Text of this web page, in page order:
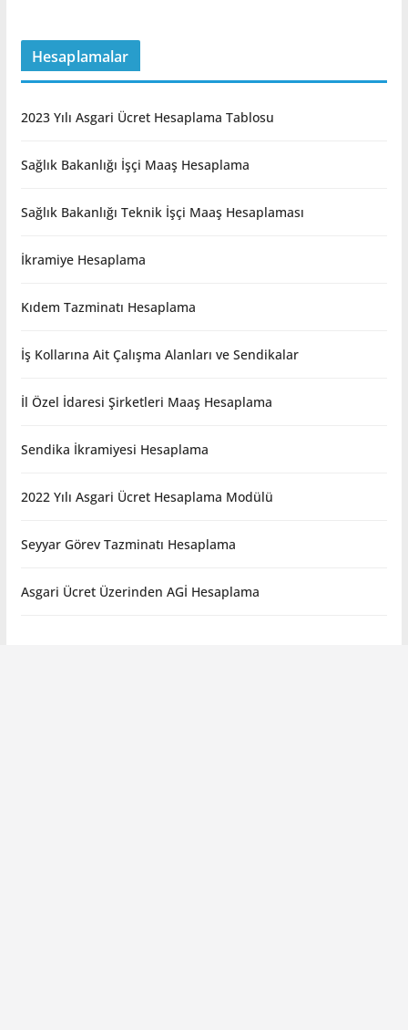
Hesaplamalar
2023 Yılı Asgari Ücret Hesaplama Tablosu
Sağlık Bakanlığı İşçi Maaş Hesaplama
Sağlık Bakanlığı Teknik İşçi Maaş Hesaplaması
İkramiye Hesaplama
Kıdem Tazminatı Hesaplama
İş Kollarına Ait Çalışma Alanları ve Sendikalar
İl Özel İdaresi Şirketleri Maaş Hesaplama
Sendika İkramiyesi Hesaplama
2022 Yılı Asgari Ücret Hesaplama Modülü
Seyyar Görev Tazminatı Hesaplama
Asgari Ücret Üzerinden AGİ Hesaplama